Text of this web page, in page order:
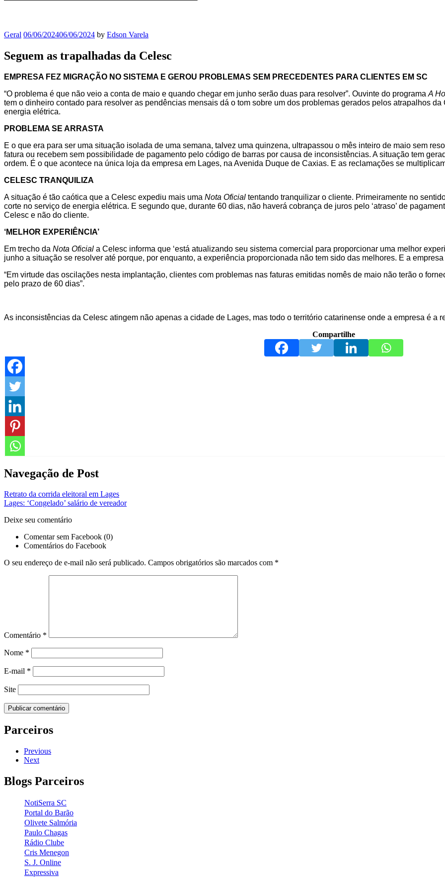
Geral 06/06/202406/06/2024 by Edson Varela
Seguem as trapalhadas da Celesc
EMPRESA FEZ MIGRAÇÃO NO SISTEMA E GEROU PROBLEMAS SEM PRECEDENTES PARA CLIENTES EM SC
“O problema é que não veio a conta de maio e quando chegar em junho serão duas para resolver”. Ouvinte do programa A
tem o dinheiro contado para resolver as pendências mensais dá o tom sobre um dos problemas gerados pelos atrapalhos
energia elétrica.
PROBLEMA SE ARRASTA
E o que era para ser uma situação isolada de uma semana, talvez uma quinzena, ultrapassou o mês inteiro de maio sem
fatura ou recebem sem possibilidade de pagamento pelo código de barras por causa de inconsistências. A situação tem
ordem. É o que acontece na única loja da empresa em Lages, na Avenida Duque de Caxias. E as reclamações se
CELESC TRANQUILIZA
A situação é tão caótica que a Celesc expediu mais uma Nota Oficial tentando tranquilizar o cliente. Primeiramente no
corte no serviço de energia elétrica. E segundo que, durante 60 dias, não haverá cobrança de juros pelo ‘atraso’ de
Celesc e não do cliente.
‘MELHOR EXPERIÊNCIA’
Em trecho da Nota Oficial a Celesc informa que ‘está atualizando seu sistema comercial para proporcionar uma melhor
junho a situação se resolver até porque, por enquanto, a experiência proporcionada não tem sido das melhores. E a
“Em virtude das oscilações nesta implantação, clientes com problemas nas faturas emitidas nomês de maio não terão o
pelo prazo de 60 dias”.
As inconsistências da Celesc atingem não apenas a cidade de Lages, mas todo o território catarinense onde a empresa é a
Compartilhe
Navegação de Post
Retrato da corrida eleitoral em Lages
Lages: ‘Congelado’ salário de vereador
Deixe seu comentário
Comentar sem Facebook (0)
Comentários do Facebook
O seu endereço de e-mail não será publicado. Campos obrigatórios são marcados com *
Comentário *
Nome *
E-mail *
Site
Parceiros
Previous
Next
Blogs Parceiros
NotiSerra SC
Portal do Barão
Olivete Salmória
Paulo Chagas
Rádio Clube
Cris Menegon
S. J. Online
Expressiva